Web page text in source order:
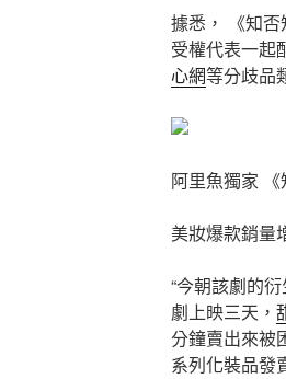
據悉， 《知
受權代表一起
心網等分歧品
阿里魚獨家
美妝爆款銷量
“今朝該劇的
劇上映三天，
分鐘賣出來被
系列化裝品發